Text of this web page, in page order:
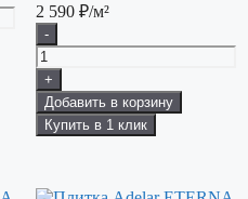
2 590 ₽/м²
-
+
Добавить в корзину
Купить в 1 клик